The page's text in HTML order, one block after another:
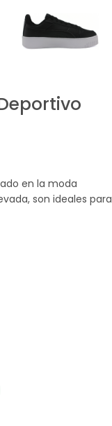
en la moda
son ideales para